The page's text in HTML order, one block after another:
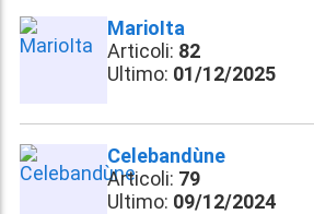
MarioIta
Articoli: 82
Ultimo: 01/12/2025
Celebandùne
Articoli: 79
Ultimo: 09/12/2024